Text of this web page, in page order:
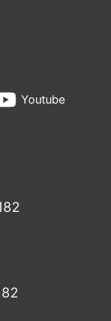
Youtube